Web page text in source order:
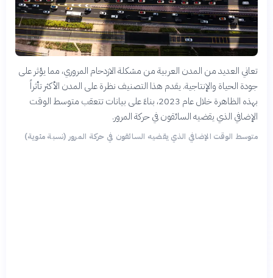
تعاني العديد من المدن العربية من مشكلة الازدحام المروري، مما يؤثر على
جودة الحياة والإنتاجية. يقدم هذا التصنيف نظرة على المدن الأكثر تأثراً
بهذه الظاهرة خلال عام 2023، بناءً على بيانات تتعقب متوسط الوقت
الإضافي الذي يقضيه السائقون في حركة المرور.
متوسط الوقت الإضافي الذي يقضيه السائقون في حركة المرور (نسبة مئوية)